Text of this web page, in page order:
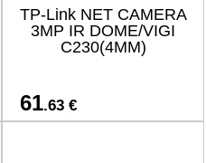
TP-Link NET CAMERA
3MP IR DOME/VIGI
C230(4MM)
61.63 €